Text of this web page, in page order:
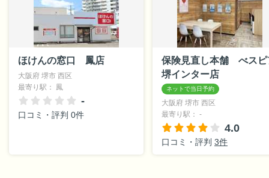
ほけんの窓口 鳳店
大阪府 堺市 西区
最寄り駅： 鳳
-
口コミ・評判 0件
保険見直し本舗 べスピ
堺インター店
大阪府 堺市 西区
最寄り駅： -
4.0
口コミ・評判 3件